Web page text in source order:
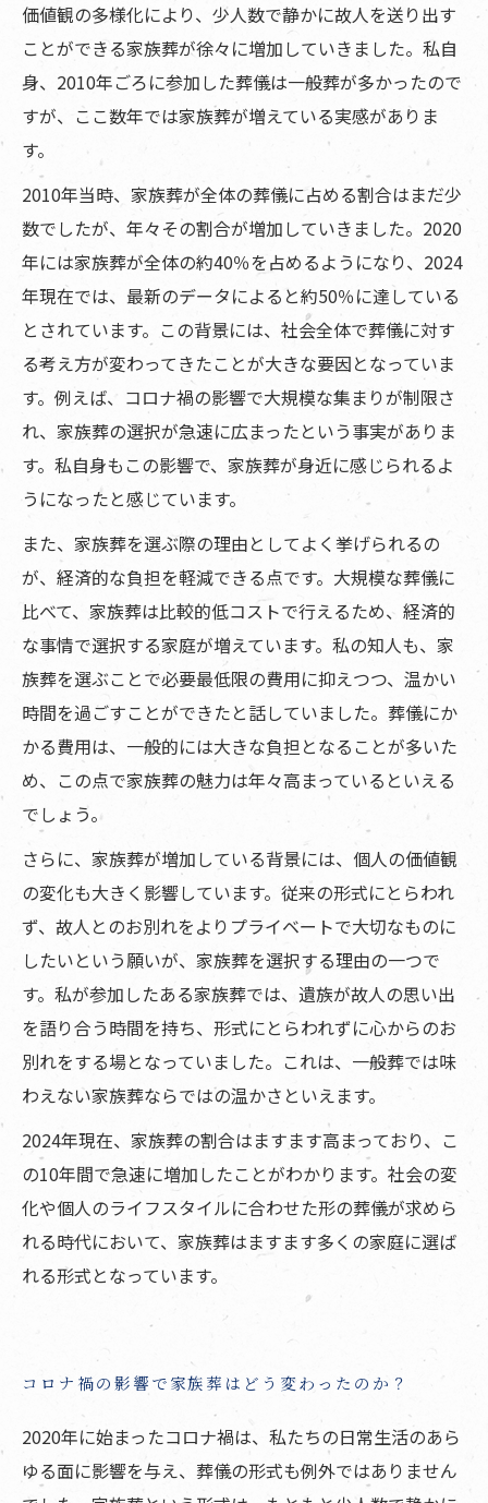
価値観の多様化により、少人数で静かに故人を送り出す
ことができる家族葬が徐々に増加していきました。私自
身、2010年ごろに参加した葬儀は一般葬が多かったので
すが、ここ数年では家族葬が増えている実感がありま
す。
2010年当時、家族葬が全体の葬儀に占める割合はまだ少
数でしたが、年々その割合が増加していきました。2020
年には家族葬が全体の約40％を占めるようになり、2024
年現在では、最新のデータによると約50％に達している
とされています。この背景には、社会全体で葬儀に対す
る考え方が変わってきたことが大きな要因となっていま
す。例えば、コロナ禍の影響で大規模な集まりが制限さ
れ、家族葬の選択が急速に広まったという事実がありま
す。私自身もこの影響で、家族葬が身近に感じられるよ
うになったと感じています。
また、家族葬を選ぶ際の理由としてよく挙げられるの
が、経済的な負担を軽減できる点です。大規模な葬儀に
比べて、家族葬は比較的低コストで行えるため、経済的
な事情で選択する家庭が増えています。私の知人も、家
族葬を選ぶことで必要最低限の費用に抑えつつ、温かい
時間を過ごすことができたと話していました。葬儀にか
かる費用は、一般的には大きな負担となることが多いた
め、この点で家族葬の魅力は年々高まっているといえる
でしょう。
さらに、家族葬が増加している背景には、個人の価値観
の変化も大きく影響しています。従来の形式にとらわれ
ず、故人とのお別れをよりプライベートで大切なものに
したいという願いが、家族葬を選択する理由の一つで
す。私が参加したある家族葬では、遺族が故人の思い出
を語り合う時間を持ち、形式にとらわれずに心からのお
別れをする場となっていました。これは、一般葬では味
わえない家族葬ならではの温かさといえます。
2024年現在、家族葬の割合はますます高まっており、こ
の10年間で急速に増加したことがわかります。社会の変
化や個人のライフスタイルに合わせた形の葬儀が求めら
れる時代において、家族葬はますます多くの家庭に選ば
れる形式となっています。
コロナ禍の影響で家族葬はどう変わったのか？
2020年に始まったコロナ禍は、私たちの日常生活のあら
ゆる面に影響を与え、葬儀の形式も例外ではありません